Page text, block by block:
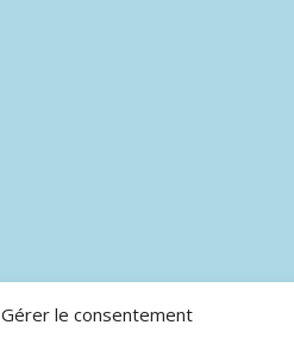
Gérer le consentement